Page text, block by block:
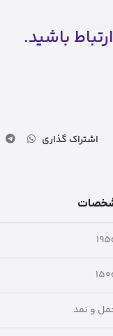
باشید.
اشتراک گذاری
و نمد